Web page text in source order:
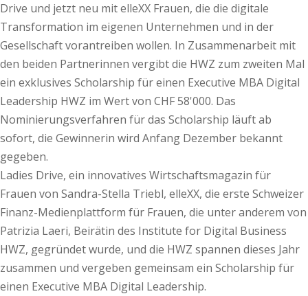
Drive und jetzt neu mit elleXX Frauen, die die digitale
Transformation im eigenen Unternehmen und in der
Gesellschaft vorantreiben wollen. In Zusammenarbeit mit
den beiden Partnerinnen vergibt die HWZ zum zweiten Mal
ein exklusives Scholarship für einen Executive MBA Digital
Leadership HWZ im Wert von CHF 58'000. Das
Nominierungsverfahren für das Scholarship läuft ab
sofort, die Gewinnerin wird Anfang Dezember bekannt
gegeben.
Ladies Drive, ein innovatives Wirtschaftsmagazin für
Frauen von Sandra-Stella Triebl, elleXX, die erste Schweizer
Finanz-Medienplattform für Frauen, die unter anderem von
Patrizia Laeri, Beirätin des Institute for Digital Business
HWZ, gegründet wurde, und die HWZ spannen dieses Jahr
zusammen und vergeben gemeinsam ein Scholarship für
einen Executive MBA Digital Leadership.